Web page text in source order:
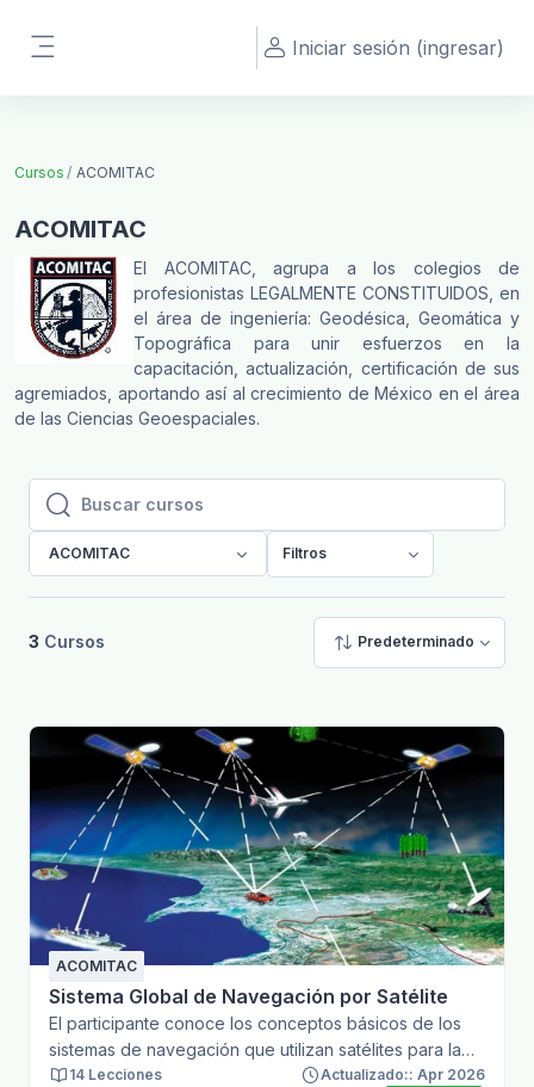
Iniciar sesión (ingresar)
Cursos ACOMITAC
ACOMITAC
El ACOMITAC, agrupa a los colegios de
profesionistas LEGALMENTE CONSTITUIDOS, en
el área de ingeniería: Geodésica, Geomática y
Topográfica para unir esfuerzos en la
capacitación, actualización, certificación de sus
agremiados, aportando así al crecimiento de México en el área
de las Ciencias Geoespaciales.
Buscar cursos
Buscar cursos
ACOMITAC Filtros
3 Cursos Predeterminado
ACOMITAC
Sistema Global de Navegación por Satélite
El participante conoce los conceptos básicos de los
sistemas de navegación que utilizan satélites para la
localización de elementos móviles y fijos a nivel global
14 Lecciones
Actualizado:: Apr 2026